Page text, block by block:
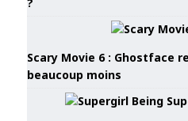
Scary Movie 6 : Ghostface
beaucoup moins